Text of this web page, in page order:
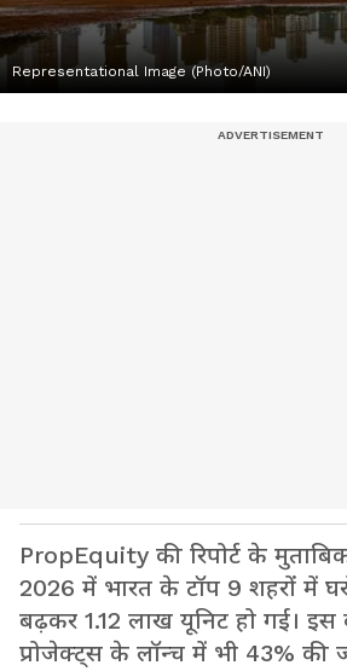
Representational Image (Photo/ANI)
PropEquity की रिपोर्ट के
2026 में भारत के टॉप 9 शहरों में
बढ़कर 1.12 लाख यूनिट हो गई। इस
प्रोजेक्ट्स के लॉन्च में भी 43% की